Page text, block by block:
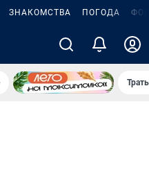
ЗНАКОМСТВА ПОГОДА